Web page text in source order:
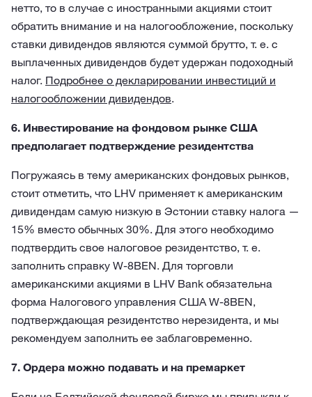
нетто, то в случае с иностранными акциями стоит
обратить внимание и на налогообложение, поскольку
ставки дивидендов являются суммой брутто, т. е. с
выплаченных дивидендов будет удержан подоходный
налог. Подробнее о декларировании инвестиций и
налогообложении дивидендов.
6. Инвестирование на фондовом рынке США
предполагает подтверждение резидентства
Погружаясь в тему американских фондовых рынков,
стоит отметить, что LHV применяет к американским
дивидендам самую низкую в Эстонии ставку налога —
15% вместо обычных 30%. Для этого необходимо
подтвердить свое налоговое резидентство, т. е.
заполнить справку W-8BEN. Для торговли
американскими акциями в LHV Bank обязательна
форма Налогового управления США W-8BEN,
подтверждающая резидентство нерезидента, и мы
рекомендуем заполнить ее заблаговременно.
7. Ордера можно подавать и на премаркет